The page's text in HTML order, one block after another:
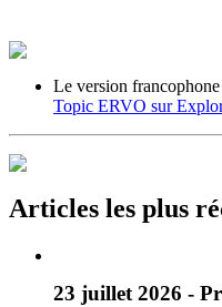
Le version
Topic ERVO sur
Articles les plus
23 juillet 2026 -